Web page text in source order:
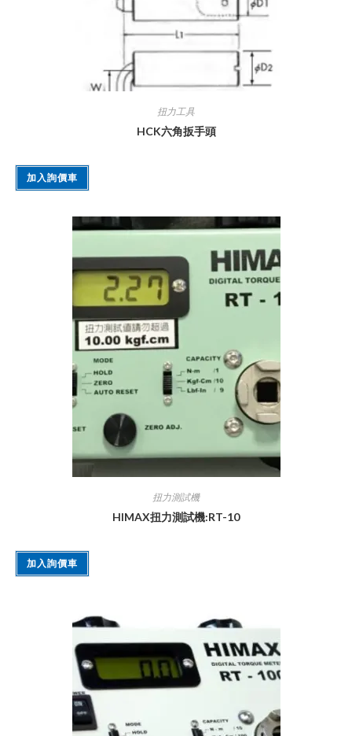
扭力工具
HCK六角扳手頭
加入詢價車
扭力測試機
HIMAX扭力測試機:RT-10
加入詢價車